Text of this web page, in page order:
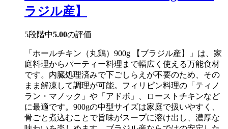
ラジル産】
5段階中5.00の評価
「ホールチキン（丸鶏）900g 【ブラジル産】」は、家
庭料理からパーティー料理まで幅広く使える万能食材
です。内臓処理済みで下ごしらえが不要のため、その
まま解凍して調理が可能。フィリピン料理の「ティノ
ラン・マノック」や「アドボ」、ローストチキンなど
に最適です。900gの中型サイズは家庭で扱いやすく、
骨ごと煮込むことで旨味がスープに溶け出し、濃厚な